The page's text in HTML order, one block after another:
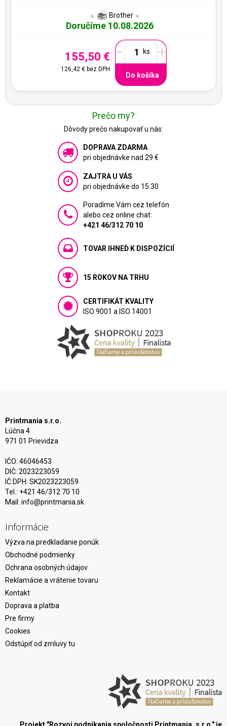
Brother
Doručíme 10.08.2026
155,50 €
126,42 €bez DPH
- +
Do košíka
Prečo my?
Dôvody prečo nakupovať u nás:
DOPRAVA ZDARMA
pri objednávke nad 29 €
ZAJTRA U VÁS
pri objednávke do 15:30
Poradíme Vám cez telefón
alebo cez online chat:
+421 46/312 70 10
TOVAR IHNEĎ K DISPOZÍCIÍ
15 ROKOV NA TRHU
CERTIFIKÁT KVALITY
ISO 9001 a ISO 14001
Printmania s.r.o.
Lúčna 4
971 01 Prievidza
IČO: 46046453
DIČ: 2023223059
IČ DPH: SK2023223059
Tel.: +421 46/312 70 10
Mail: info@printmania.sk
Informácie
Výzva na predkladanie ponúk
Obchodné podmienky
Ochrana osobných údajov
Reklamácie a vrátenie tovaru
Kontakt
Doprava a platba
Pre firmy
Cookies
Odstúpiť od zmluvy tu